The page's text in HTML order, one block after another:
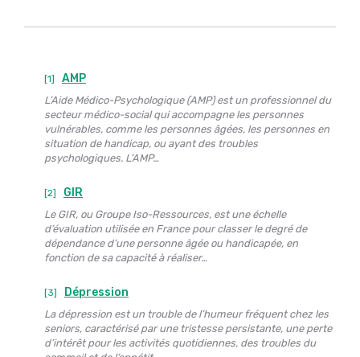
[1] AMP
L’Aide Médico-Psychologique (AMP) est un professionnel du
secteur médico-social qui accompagne les personnes
vulnérables, comme les personnes âgées, les personnes en
situation de handicap, ou ayant des troubles
psychologiques. L’AMP…
[2] GIR
Le GIR, ou Groupe Iso-Ressources, est une échelle
d’évaluation utilisée en France pour classer le degré de
dépendance d’une personne âgée ou handicapée, en
fonction de sa capacité à réaliser…
[3] Dépression
La dépression est un trouble de l’humeur fréquent chez les
seniors, caractérisé par une tristesse persistante, une perte
d’intérêt pour les activités quotidiennes, des troubles du